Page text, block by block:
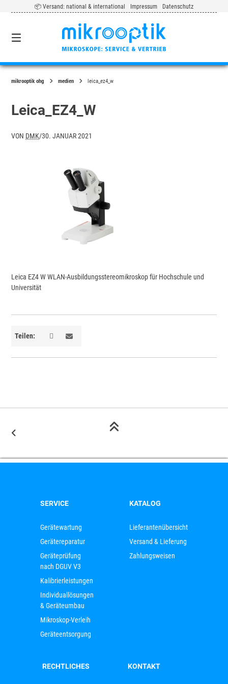
zum
📦 Versand: national & international Impressum Datenschutz
mikrooptik ohg medien leica_ez4_w
Leica_EZ4_W
VON DMK/30. JANUAR 2021
Leica EZ4 W WLAN-Ausbildungsstereomikroskop für Hochschule und
Universität
Teilen:
SERVICE
Gerätewartung
Gerätereparatur
Geräteprüfung
nach DGUV V3
Kalibrierleistungen
Individuallösungen
& Geräteumbau
Mikroskop-Verleih
Geräteentsorgung
KATALOG
Lieferantenübersicht
Versand & Lieferung
Zahlungsweisen
RECHTLICHES KONTAKT